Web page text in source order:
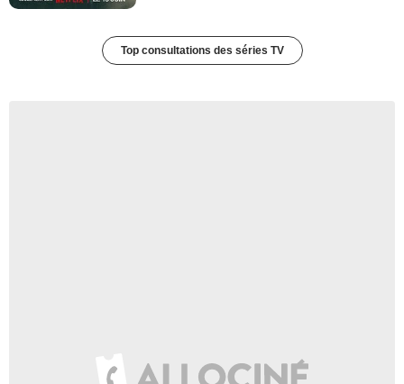
Top consultations des séries TV